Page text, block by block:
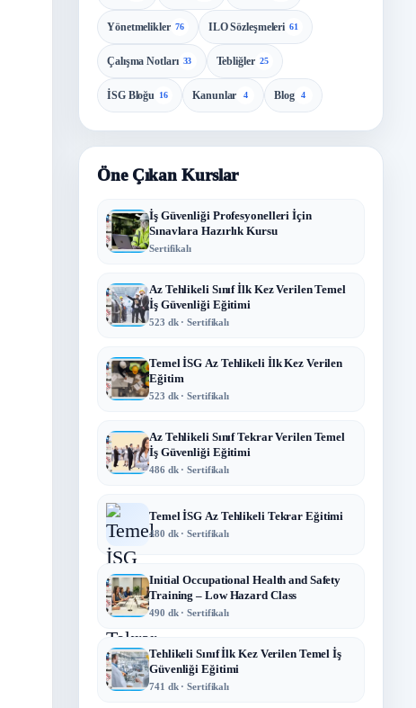
Yönetmelikler 76 ILO Sözleşmeleri 61
Çalışma Notları 33 Tebliğler 25
İSG Bloğu 16 Kanunlar 4 Blog 4
Öne Çıkan Kurslar
İş Güvenliği Profesyonelleri İçin
Sınavlara Hazırlık Kursu
Sertifikalı
Az Tehlikeli Sınıf İlk Kez Verilen Temel
İş Güvenliği Eğitimi
523 dk · Sertifikalı
Temel İSG Az Tehlikeli İlk Kez Verilen
Eğitim
523 dk · Sertifikalı
Az Tehlikeli Sınıf Tekrar Verilen Temel
İş Güvenliği Eğitimi
486 dk · Sertifikalı
Temel İSG Az Tehlikeli Tekrar Eğitimi
480 dk · Sertifikalı
Initial Occupational Health and Safety
Training – Low Hazard Class
490 dk · Sertifikalı
Tehlikeli Sınıf İlk Kez Verilen Temel İş
Güvenliği Eğitimi
741 dk · Sertifikalı